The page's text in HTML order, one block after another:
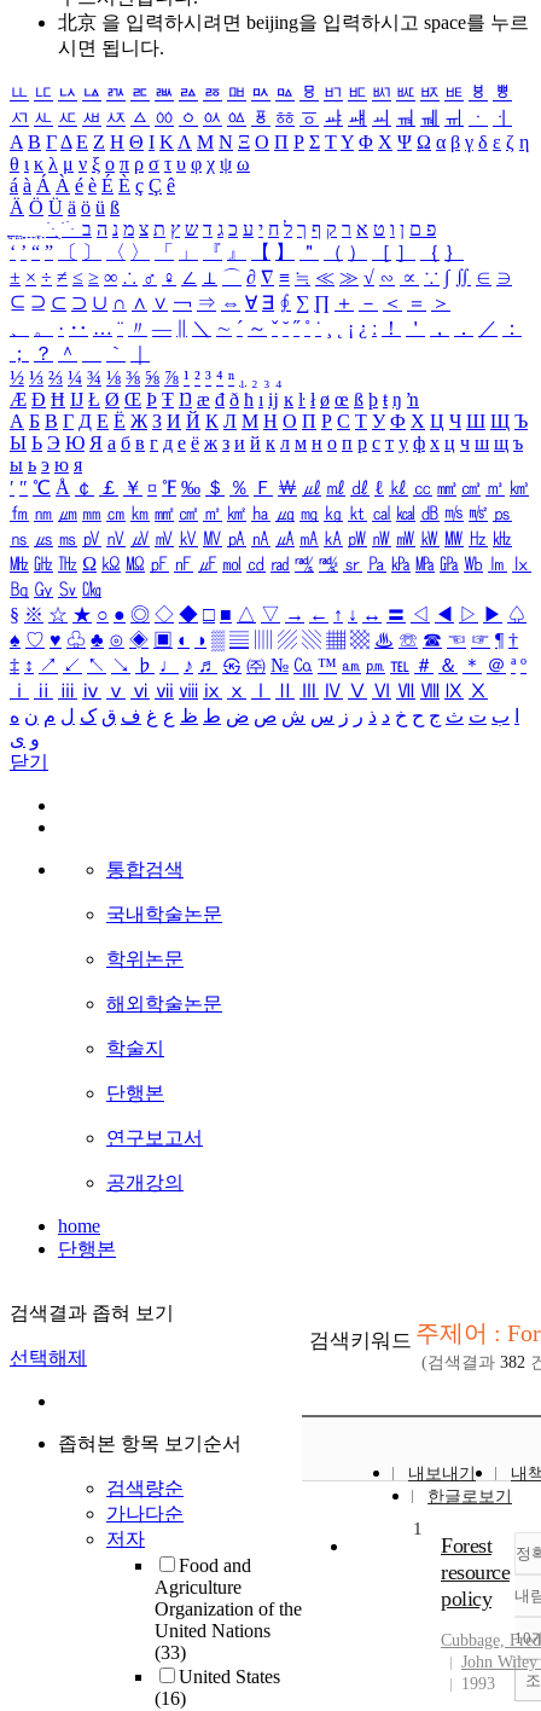
北京 을 입력하시려면 beijing을 입력하시고 space를 누르
시면 됩니다.
ㅥ ㅦ ㅧ ㅨ ㅩ ㅪ ㅫ ㅬ ㅭ ㅮ ㅯ ㅰ ㅱ ㅲ ㅳ ㅴ ㅵ ㅶ ㅷ ㅸ
ㅹ
ㅺ ㅻ ㅼ ㅽ ㅾ ㅿ ㆀ ㆁ ㆂ ㆃ ㆄ ㆅ ㆆ ㆇ ㆈ ㆉ ㆊ ㆋ ㆌ ㆍ
ㆎ
Α Β ΓΔ Ε Ζ Η Θ Ι ΚΛ Μ Ν Ξ Ο Π Ρ Σ ΤΥ Φ Χ Ψ Ω α β γ δ ε ζ η
θ ι κ λ μ ν ξ ο π ρ σ τ υ φ χ ψ ω
á à Á À é è É È ç Ç ê
Ä Ö Ü ä ö ü ß
ִֶֹ ֻּ ׁׂ פ ם ן ו ט א ר ק ף ך ל ח י ע כ ג ד ש ץ ת צ מ נ ה ב
‘ ’ “ ” 〔 〕 〈 〉 「 」 『 』 【 】 ＂ （ ） ［ ］ ｛ ｝
± × ÷ ≠ ≤ ≥ ∞ ∴ ♂ ♀ ∠ ⊥ ⌒ ∂ ∇ ≡ ≒ ≪ ≫ √ ∽ ∝ ∵ ∫ ∬ ∈ ∋
⊆ ⊇ ⊂ ⊃ ∪ ∩ ∧ ∨ ￢ ⇒ ⇔ ∀ ∃ ∮ ∑ ∏ ＋ － ＜ ＝
＞
、
。 · ‥ … ¨ 〃 ― ＼ ∼ ´ ～ ˇ ˘ ˝ ˚ ˙ ¸ ¡ ¿ ː ！ ＇ ， ． ／
：
；
？ ＾ ｀
½ ⅓ ⅔ ¼ ¾ ⅛ ⅜ ⅝ ⅞ ¹ ² ³ ⁴ ⁿ ₁ ₂ ₃ ₄
Æ Ð Ħ Ĳ Ł Ø Œ Þ Ŧ Ŋ æ đ ð ħ ı ĳ ĸ ŀ ł ø œ ß þ ŧ ŋ ŉ
А Б В Г Д Е Ё Ж З И Й К Л М Н О П Р С Т У Ф Х Ц Ч Ш Щ Ъ
Ы Ь Э Ю Я а б в г д е ё ж з и й к л м н о п р с т у ф х ц ч ш щ ъ
ы ь э ю я
′ ″ ℃ Å ￠ ￡ ￥ ¤ ℉ ‰ ＄ ％ Ｆ ￦ ㎕ ㎖ ㎗ ℓ ㎘ ㏄ ㎣ ㎤ ㎥ ㎦
㎙ ㎚ ㎛ ㎜ ㎝ ㎞ ㎟ ㎠ ㎡ ㎢ ㏊ ㎍ ㎎ ㎏ ㏏ ㎈ ㎉ ㏈ ㎧ ㎨ ㎰
㎱ ㎲ ㎳ ㎴ ㎵ ㎶ ㎷ ㎸ ㎹ ㎀ ㎁ ㎂ ㎃ ㎄ ㎺ ㎻ ㎽ ㎾ ㎿ ㎐ ㎑
㎒ ㎓ ㎔ Ω ㏀ ㏁ ㎊ ㎋ ㎌ ㏖ ㏅ ㎭ ㎮ ㎯ ㏛ ㎩ ㎪ ㎫ ㎬ ㏝ ㏐
㏓
㏃ ㏉ ㏜ ㏆
§ ※ ☆ ★ ○ ● ◎ ◇ ◆ □ ■ △ ▽ → ← ↑ ↓ ↔ 〓 ◁ ◀ ▷ ▶ ♤
♠ ♡ ♥ ♧ ♣ ⊙ ◈ ▣ ◐ ◑ ▒ ▤ ▨ ▧ ▦ ▩ ♨ ☏ ☎ ☜ ☞ ¶ †
‡ ↕ ↗ ↙ ↖ ↘ ♭ ♩ ♪ ♬ ㉿ ㈜ № ㏇ ™ ㏂ ㏘ ℡ ＃ ＆ ＊ ＠ ª º
ⅰ
ⅱ ⅲ ⅳ ⅴ ⅵ ⅶ ⅷ ⅸ ⅹ Ⅳ Ⅴ Ⅵ Ⅶ Ⅷ Ⅸ Ⅹ
ب ت ث ج ح خ د ذ ر ز س ش ص ض ط ظ ع غ ف ق ک ل م ن ه
و ی
닫기
통합검색
국내학술논문
학위논문
해외학술논문
학술지
단행본
연구보고서
공개강의
home
단행본
검색결과 좁혀 보기
선택해제
좁혀본 항목 보기순서
검색량순
가나다순
저자
Food and
Agriculture
Organization of the
United Nations
(33)
United States
(16)
검색키워드 주제어 :
(검색결과 382
내보내기
내
한글로보기
정
내
10
1
Forest
resource
policy
Cubbage,
John
1993